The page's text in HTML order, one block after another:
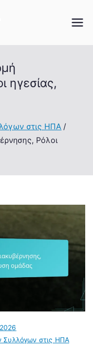
ηγεσίας,
στις ΗΠΑ
Ρόλοι
Συλλόγων στις ΗΠΑ